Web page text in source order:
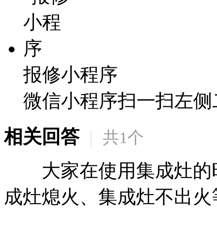
报修小程序
微信小程序扫一扫左
相关回答 | 共1个
大家在使用集成灶的
成灶熄火、集成灶不出